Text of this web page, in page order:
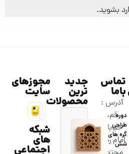
بشوید.
تماس
باما
آدرس :
قم،
خیابان
امام رضا،
جدید
ترین
محصولات
دوره
طراحی
گره های
شش
مجوزهای
سایت
شبکه
های
اجتماعی